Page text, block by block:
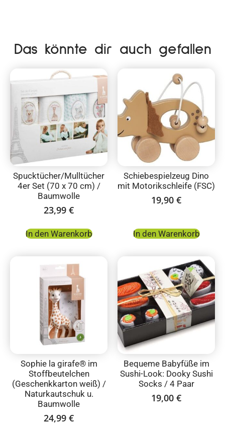
Das könnte dir auch gefallen
Spucktücher/Mulltücher
4er Set (70 x 70 cm) /
Baumwolle
23,99 €
In den Warenkorb
Schiebespielzeug Dino
mit Motorikschleife (FSC)
19,90 €
In den Warenkorb
Sophie la girafe® im
Stoffbeutelchen
(Geschenkkarton weiß) /
Naturkautschuk u.
Baumwolle
24,99 €
Bequeme Babyfüße im
Sushi-Look: Dooky Sushi
Socks / 4 Paar
19,00 €